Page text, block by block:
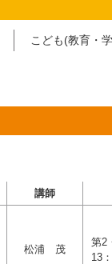
こども(教育・
講師
松浦 茂
第2
13